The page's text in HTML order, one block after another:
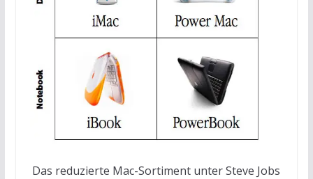
Das reduzierte Mac-Sortiment unter Steve Jobs